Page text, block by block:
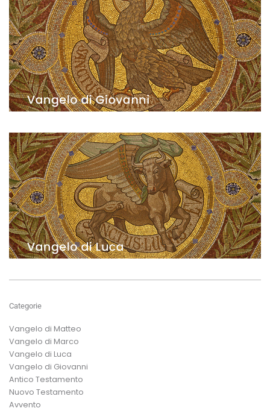
Categorie
Vangelo di Matteo
Vangelo di Marco
Vangelo di Luca
Vangelo di Giovanni
Antico Testamento
Nuovo Testamento
Avvento